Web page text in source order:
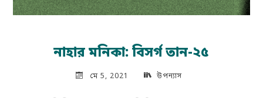
নাহার মনিকা: বিসর্গ তান-২৫
মে 5, 2021 উপন্যাস